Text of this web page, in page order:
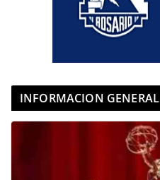
INFORMACION GENERAL